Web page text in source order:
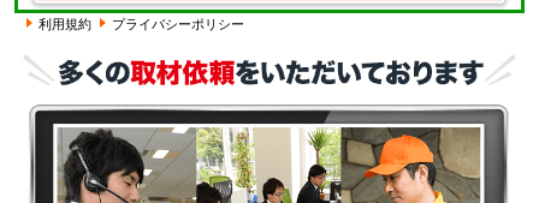
利用規約 プライバシーポリシー